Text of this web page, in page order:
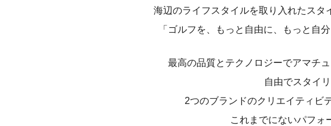
海辺のライフスタイルを取り入れたスタ
「ゴルフを、もっと自由に、もっと自
最高の品質とテクノロジーでアマチ
自由でスタイ
2つのブランドのクリエイティビ
これまでにないパフォ